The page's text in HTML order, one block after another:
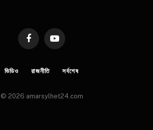
FacebookYouTube
ভিডিও রাজনীতি সর্বশেষ
© 2026 amarsylhet24.com